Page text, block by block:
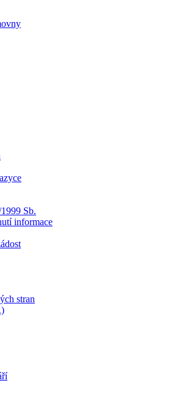
Sb.
informace
stran